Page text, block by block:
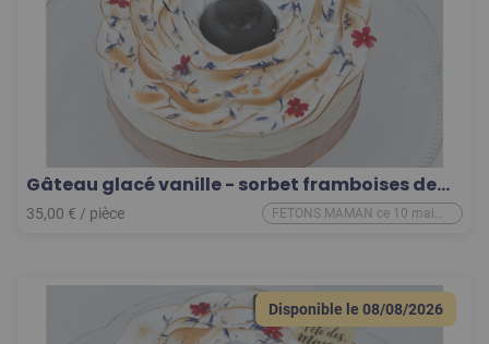
Gâteau glacé vanille - sorbet framboises de
Pinchart 6 pers.
35,00 € / pièce
FETONS MAMAN ce 10 mai
2026
Disponible le 08/08/2026